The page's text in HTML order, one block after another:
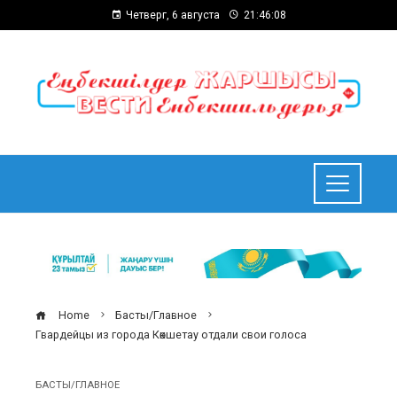
Четверг, 6 августа 21:46:09
Home
Басты/Главное
Гвардейцы из города Көкшетау отдали свои голоса
БАСТЫ/ГЛАВНОЕ